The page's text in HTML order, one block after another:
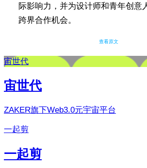
际影响力，并为设计师和青年创意
跨界合作机会。
查看原文
宙世代
宙世代
ZAKER旗下Web3.0元宇宙平台
一起剪
一起剪